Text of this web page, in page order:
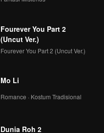
Fourever You Part 2
(Uncut Ver.)
Fourever You Part 2 (Uncut Ver.)
Mo Li
Romance · Kostum Tradisional
Dunia Roh 2